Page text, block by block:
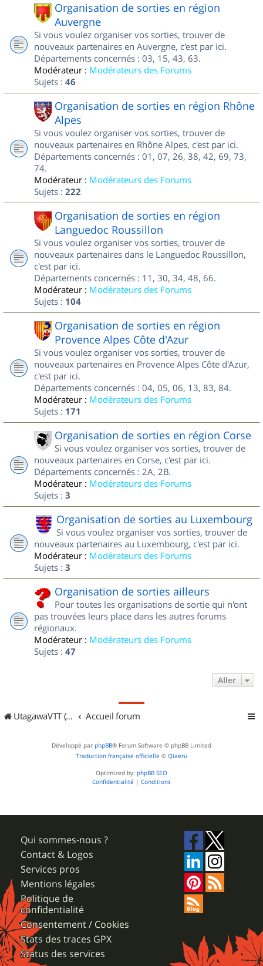
Organisation de sorties en région
Auvergne
Si vous voulez organiser vos sorties, trouver de
nouveaux partenaires en Auvergne, c'est par ici.
Départements concernés : 03, 15, 43, 63.
Modérateur : Modérateurs des Forums
Sujets : 46
Organisation de sorties en région Rhône
Alpes
Si vous voulez organiser vos sorties, trouver de
nouveaux partenaires en Rhône Alpes, c'est par ici.
Départements concernés : 01, 07, 26, 38, 42, 69, 73,
74.
Modérateur : Modérateurs des Forums
Sujets : 222
Organisation de sorties en région
Languedoc Roussillon
Si vous voulez organiser vos sorties, trouver de
nouveaux partenaires dans le Languedoc Roussillon,
c'est par ici.
Départements concernés : 11, 30, 34, 48, 66.
Modérateur : Modérateurs des Forums
Sujets : 104
Organisation de sorties en région
Provence Alpes Côte d'Azur
Si vous voulez organiser vos sorties, trouver de
nouveaux partenaires en Provence Alpes Côte d'Azur,
c'est par ici.
Départements concernés : 04, 05, 06, 13, 83, 84.
Modérateur : Modérateurs des Forums
Sujets : 171
Organisation de sorties en région Corse
Si vous voulez organiser vos sorties, trouver de
nouveaux partenaires en Corse, c'est par ici.
Départements concernés : 2A, 2B.
Modérateur : Modérateurs des Forums
Sujets : 3
Organisation de sorties au Luxembourg
Si vous voulez organiser vos sorties, trouver de
nouveaux partenaires au Luxembourg, c'est par ici.
Modérateur : Modérateurs des Forums
Sujets : 3
Organisation de sorties ailleurs
Pour toutes les organisations de sortie qui n'ont
pas trouvées leurs place dans les autres forums
régionaux.
Modérateur : Modérateurs des Forums
Sujets : 47
Aller
UtagawaVTT (Randos VTT et VTTAE avec traces GPS) Accueil forum
Développé par phpBB® Forum Software © phpBB Limited
Traduction française officielle © Qiaeru
Optimized by: phpBB SEO
Confidentialité | Conditions
Qui sommes-nous ?
Contact & Logos
Services pros
Mentions légales
Politique de
confidentialité
Consentement / Cookies
Stats des traces GPX
Status des services